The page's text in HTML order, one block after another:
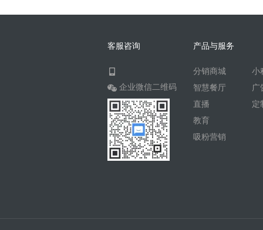
客服咨询
企业微信二维码
产品与服务
分销商城
智慧餐厅
直播
教育
吸粉营销
小
广
定